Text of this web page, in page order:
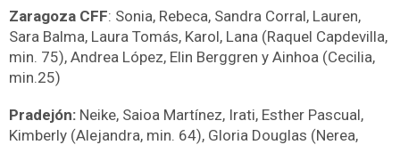
Zaragoza CFF: Sonia, Rebeca, Sandra Corral, Lauren,
Sara Balma, Laura Tomás, Karol, Lana (Raquel Capdevilla,
min. 75), Andrea López, Elin Berggren y Ainhoa (Cecilia,
min.25)
Pradejón: Neike, Saioa Martínez, Irati, Esther Pascual,
Kimberly (Alejandra, min. 64), Gloria Douglas (Nerea,